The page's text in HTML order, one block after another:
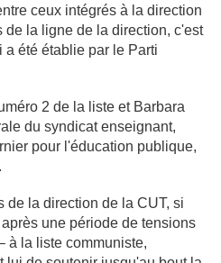
ceux intégrés à la direction
de la ligne de la direction, c'est
a été établie par le Parti
2 de la liste et Barbara
du syndicat enseignant,
pour l'éducation publique,
de la direction de la CUT, si
une période de tensions
à la liste communiste,